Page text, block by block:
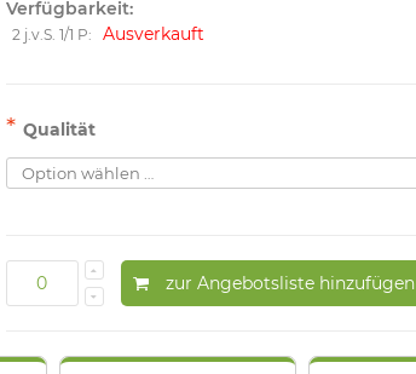
Verfügbarkeit:
2 j.v.S. 1/1 P: Ausverkauft
* Qualität
zur Angebotsliste hinzufügen